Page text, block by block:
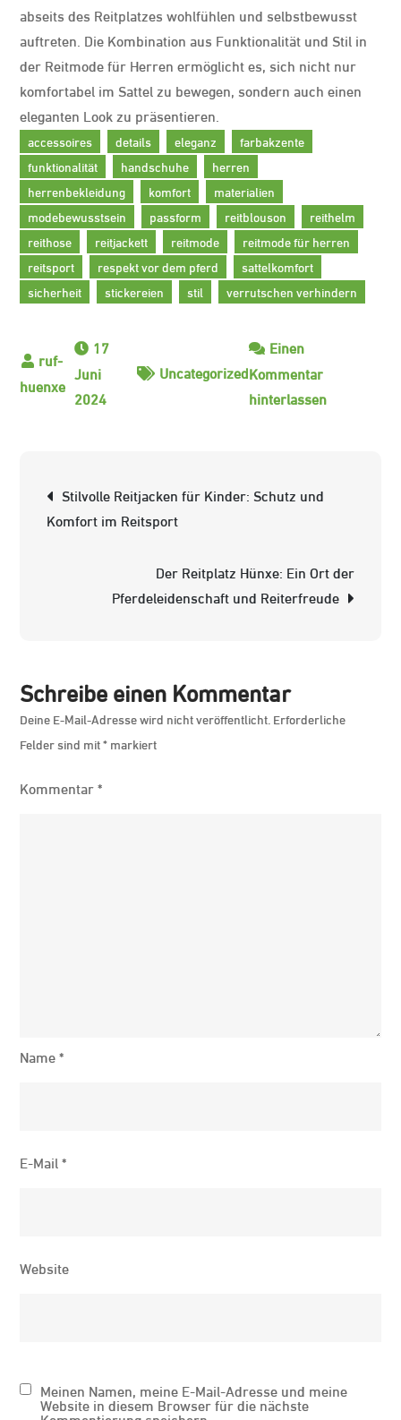
abseits des Reitplatzes wohlfühlen und selbstbewusst
auftreten. Die Kombination aus Funktionalität und Stil in
der Reitmode für Herren ermöglicht es, sich nicht nur
komfortabel im Sattel zu bewegen, sondern auch einen
eleganten Look zu präsentieren.
accessoires details eleganz
farbakzente
funktionalität
handschuhe
herren
herrenbekleidung
komfort
materialien
modebewusstsein
passform reitblouson
reithelm
reithose
reitjackett reitmode
reitmode für herren
reitsport
respekt vor dem pferd
sattelkomfort
sicherheit
stickereien stil verrutschen verhindern
17
Juni
2024
Uncategorized
Einen
Kommentar
hinterlassenzu
Navigation
Stilvolle Reitjacken für Kinder: Schutz und
Komfort im Reitsport
Der Reitplatz Hünxe: Ein Ort der
Pferdeleidenschaft und Reiterfreude
Schreibe einen Kommentar
Deine E-Mail-Adresse wird nicht veröffentlicht. Erforderliche
Felder sind mit*markiert
Kommentar*
Name*
E-Mail*
Website
Meinen Namen, meine E-Mail-Adresse und meine
Website in diesem Browser für die nächste